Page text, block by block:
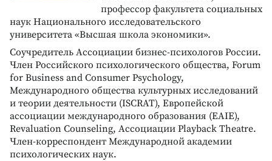
профессор факультета социальных
наук Национального исследовательского
университета «Высшая школа экономики».
Соучредитель Ассоциации бизнес-психологов России.
Член Российского психологического общества, Forum
for Business and Consumer Psychology,
Международного общества культурных исследований
и теории деятельности (ISCRAT), Европейской
ассоциации международного образования (EAIE),
Revaluation Counseling, Ассоциации Playback Theatre.
Член-корреспондент Международной академии
психологических наук.